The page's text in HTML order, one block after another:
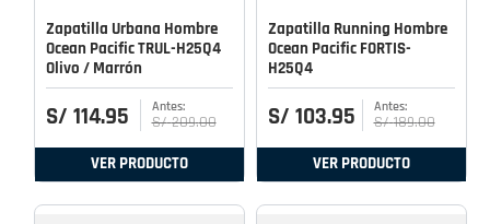
Zapatilla Urbana Hombre
Ocean Pacific TRUL-H25Q4
Olivo / Marrón
S/ 114.95 S/ 209.00
VER PRODUCTO
Zapatilla Running Hombre
Ocean Pacific FORTIS-
H25Q4
S/ 103.95 S/ 189.00
VER PRODUCTO